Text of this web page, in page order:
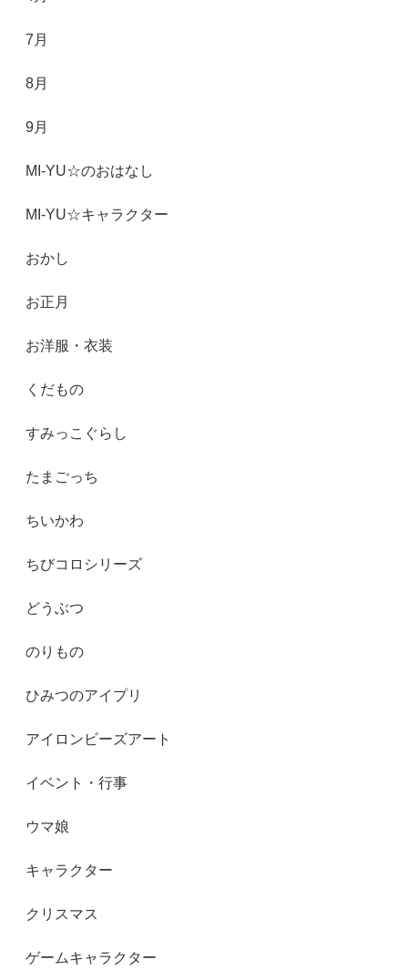
7月
8月
9月
MI-YU☆のおはなし
MI-YU☆キャラクター
おかし
お正月
お洋服・衣装
くだもの
すみっこぐらし
たまごっち
ちいかわ
ちびコロシリーズ
どうぶつ
のりもの
ひみつのアイプリ
アイロンビーズアート
イベント・行事
ウマ娘
キャラクター
クリスマス
ゲームキャラクター